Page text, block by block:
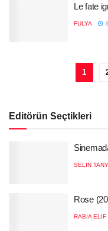
Le fate
FULYA
1
Editörün Seçtikleri
SELIN
Rose
RABIA ELIF